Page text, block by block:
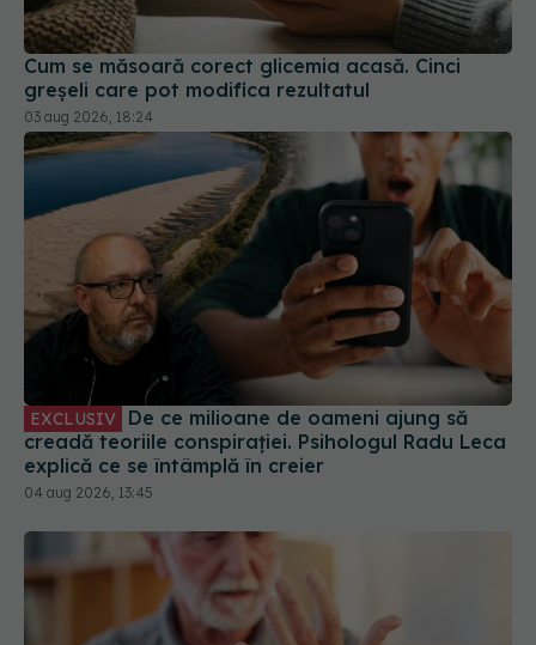
Cum se măsoară corect glicemia acasă. Cinci
greșeli care pot modifica rezultatul
03 aug 2026, 18:24
EXCLUSIV
creadă teoriile conspirației. Psihologul Radu Leca
explică ce se întâmplă în creier
04 aug 2026, 13:45